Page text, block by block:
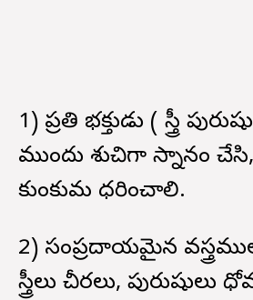
1) ప్రతి భక్తుడు ( స్త్రీ
ముందు శుచిగా స్నానం
కుంకుమ ధరించాలి.
2) సంప్రదాయమైన
స్త్రీలు చీరలు, పురుషులు